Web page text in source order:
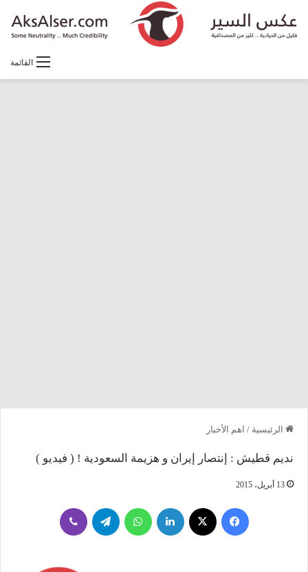
القائمة
الرئيسية / اهم الأخبار
نديم قطيش : إنتصار إيران و هزيمة السعودية ! ( فيديو )
13 أبريل، 2015
فيسبوك لينكدإن واتساب تيلقرام